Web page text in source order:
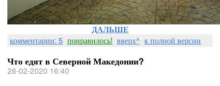
ДАЛЬШЕ
комментарии: 5 понравилось! вверх^ к полной версии
Что едят в Северной Македонии?
28-02-2020 16:40